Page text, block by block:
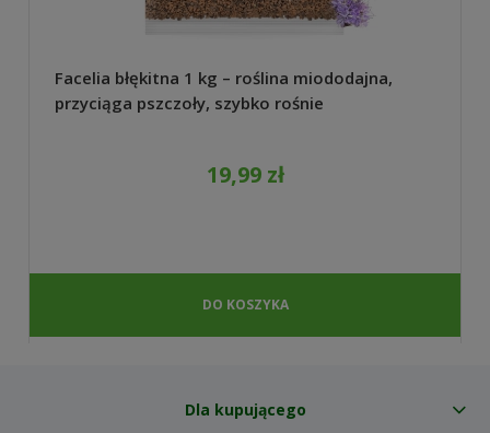
Facelia błękitna 1 kg – roślina miododajna,
przyciąga pszczoły, szybko rośnie
19,99 zł
DO KOSZYKA
Dla kupującego